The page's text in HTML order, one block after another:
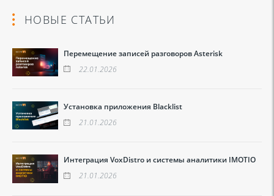
НОВЫЕ СТАТЬИ
Перемещение записей разговоров Asterisk
22.01.2026
Установка приложения Blacklist
21.01.2026
Интеграция VoxDistro и системы аналитики IMOTIO
21.01.2026